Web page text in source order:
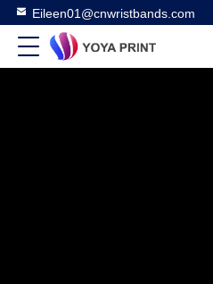
Eileen01@cnwristbands.com